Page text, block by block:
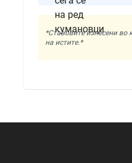
*Ставовите изнесени во
на истите.*